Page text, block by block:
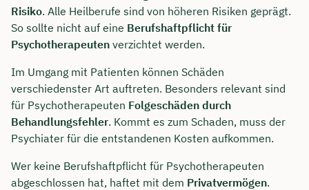
Risiko. Alle Heilberufe sind von höheren Risiken geprägt.
So sollte nicht auf eine Berufshaftpflicht für
Psychotherapeuten verzichtet werden.
Im Umgang mit Patienten können Schäden
verschiedenster Art auftreten. Besonders relevant sind
für Psychotherapeuten Folgeschäden durch
Behandlungsfehler. Kommt es zum Schaden, muss der
Psychiater für die entstandenen Kosten aufkommen.
Wer keine Berufshaftpflicht für Psychotherapeuten
abgeschlossen hat, haftet mit dem Privatvermögen.